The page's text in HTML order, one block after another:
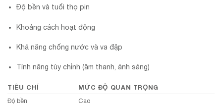
Độ bền và tuổi thọ pin
Khoảng cách hoạt động
Khả năng chống nước và va đập
Tính năng tùy chỉnh (âm thanh, ánh sáng)
TIÊU CHÍ
MỨC ĐỘ QUAN TRỌNG
Độ bền
Cao